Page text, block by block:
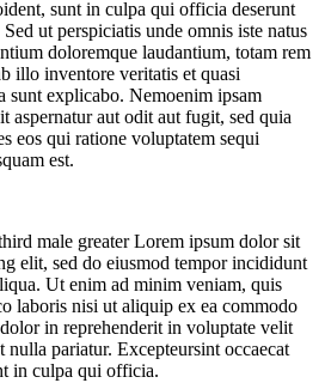
sunt in culpa qui officia deserunt
ut perspiciatis unde omnis iste natus
doloremque laudantium, totam rem
illo inventore veritatis et quasi
sunt explicabo. Nemoenim ipsam
aspernatur aut odit aut fugit, sed quia
eos qui ratione voluptatem sequi
est.
male greater Lorem ipsum dolor sit
elit, sed do eiusmod tempor incididunt
Ut enim ad minim veniam, quis
laboris nisi ut aliquip ex ea commodo
in reprehenderit in voluptate velit
nulla pariatur. Excepteursint occaecat
in culpa qui officia.